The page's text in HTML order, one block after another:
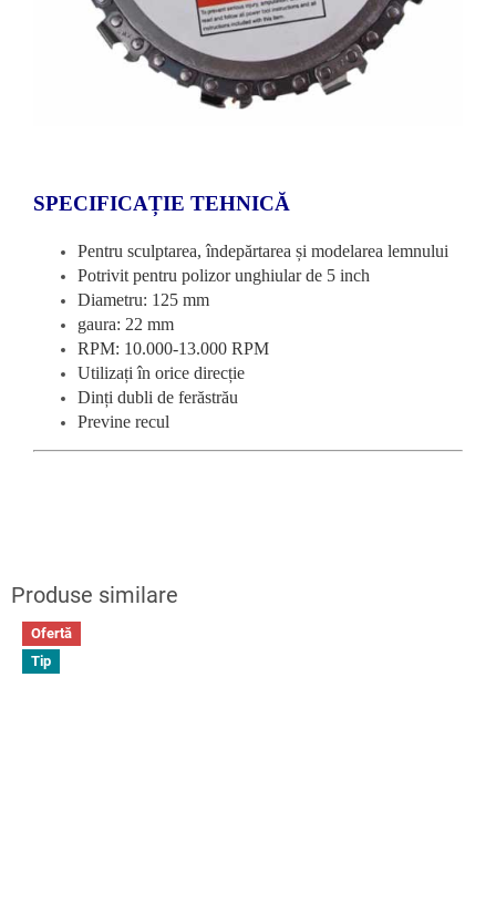
SPECIFICAȚIE TEHNICĂ
Pentru sculptarea, îndepărtarea și modelarea lemnului
Potrivit pentru polizor unghiular de 5 inch
Diametru: 125 mm
gaura: 22 mm
RPM: 10.000-13.000 RPM
Utilizați în orice direcție
Dinți dubli de ferăstrău
Previne recul
Ofertă
Tip